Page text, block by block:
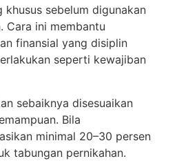
khusus sebelum digunakan
Cara ini membantu
finansial yang disiplin
seperti kewajiban
sebaiknya disesuaikan
Bila
minimal 20–30 persen
tabungan pernikahan.